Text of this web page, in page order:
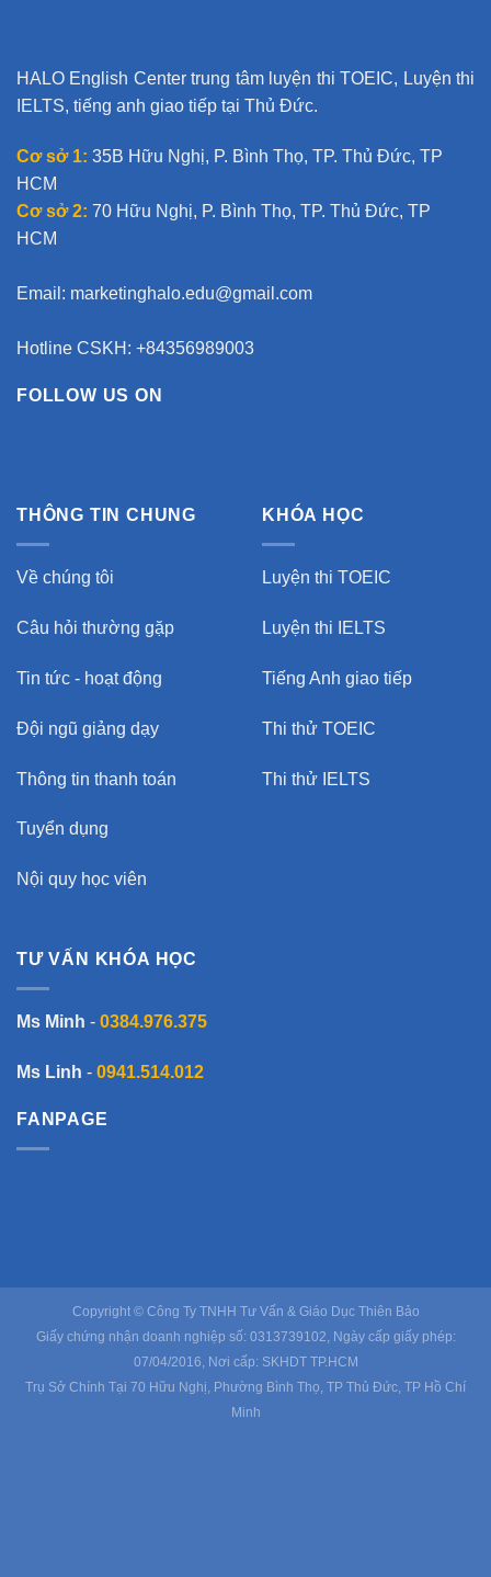
HALO English Center trung tâm luyện thi TOEIC, Luyện thi
IELTS, tiếng anh giao tiếp tại Thủ Đức.
Cơ sở 1: 35B Hữu Nghị, P. Bình Thọ, TP. Thủ Đức, TP
HCM
Cơ sở 2: 70 Hữu Nghị, P. Bình Thọ, TP. Thủ Đức, TP
HCM
Email: marketinghalo.edu@gmail.com
Hotline CSKH: +84356989003
FOLLOW US ON
THÔNG TIN CHUNG
Về chúng tôi
Câu hỏi thường gặp
Tin tức - hoạt động
Đội ngũ giảng dạy
Thông tin thanh toán
Tuyển dụng
Nội quy học viên
KHÓA HỌC
Luyện thi TOEIC
Luyện thi IELTS
Tiếng Anh giao tiếp
Thi thử TOEIC
Thi thử IELTS
TƯ VẤN KHÓA HỌC
Ms Minh - 0384.976.375
Ms Linh - 0941.514.012
FANPAGE
Copyright © Công Ty TNHH Tư Vấn & Giáo Dục Thiên Bảo
Giấy chứng nhận doanh nghiệp số: 0313739102, Ngày cấp giấy phép:
07/04/2016, Nơi cấp: SKHDT TP.HCM
Trụ Sở Chính Tại 70 Hữu Nghị, Phường Bình Thọ, TP Thủ Đức, TP Hồ Chí
Minh